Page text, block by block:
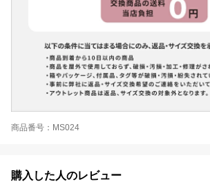
商品番号：MS024
購入した人のレビュー